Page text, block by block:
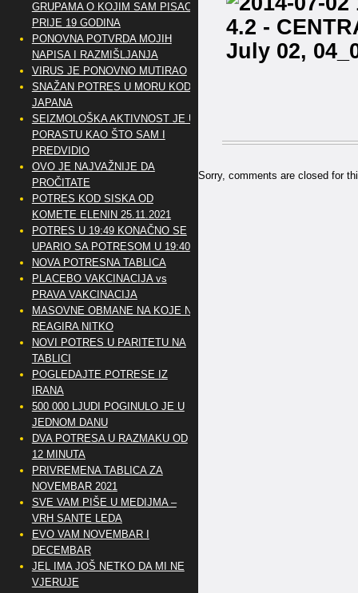
Sorry, comments are closed for
GRUPAMA O KOJIM SAM PISAO
PRIJE 19 GODINA
PONOVNA POTVRDA MOJIH
NAPISA I RAZMIŠLJANJA
VIRUS JE PONOVNO MUTIRAO
SNAŽAN POTRES U MORU KOD
JAPANA
SEIZMOLOŠKA AKTIVNOST JE U
PORASTU KAO ŠTO SAM I
PREDVIDIO
OVO JE NAJVAŽNIJE DA
PROČITATE
POTRES KOD SISKA OD
KOMETE ELENIN 25.11.2021
POTRES U 19:49 KONAČNO SE
UPARIO SA POTRESOM U 19:40
NOVA POTRESNA TABLICA
PLACEBO VAKCINACIJA vs
PRAVA VAKCINACIJA
MASOVNE OBMANE NA KOJE NE
REAGIRA NITKO
NOVI POTRES U PARITETU NA
TABLICI
POGLEDAJTE POTRESE IZ
IRANA
500 000 LJUDI POGINULO JE U
JEDNOM DANU
DVA POTRESA U RAZMAKU OD
12 MINUTA
PRIVREMENA TABLICA ZA
NOVEMBAR 2021
SVE VAM PIŠE U MEDIJMA –
VRH SANTE LEDA
EVO VAM NOVEMBAR I
DECEMBAR
JEL IMA JOŠ NETKO DA MI NE
VJERUJE